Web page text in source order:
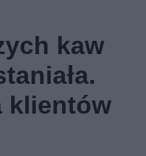
kaw
klientów